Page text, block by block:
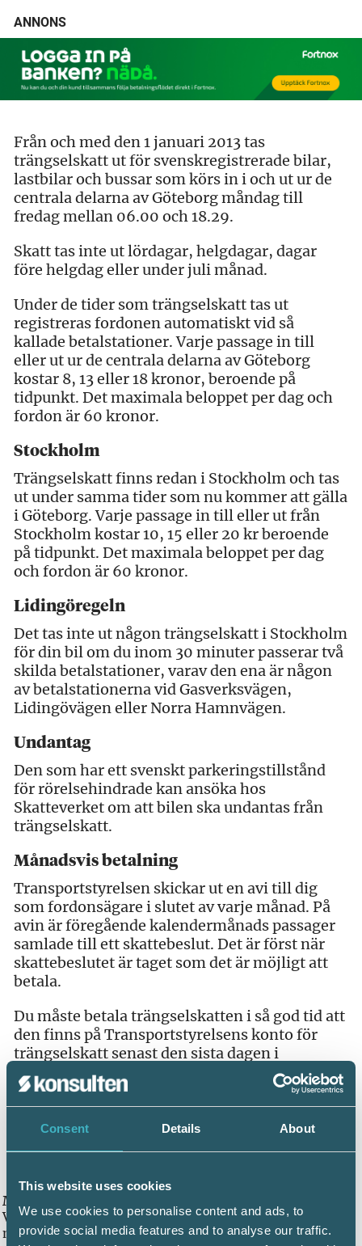
Consent Details About
This website uses cookies
We use cookies to personalise content and ads, to
provide social media features and to analyse our traffic.
ANNONS
Från och med den 1 januari 2013 tas
trängselskatt ut för svenskregistrerade bilar,
lastbilar och bussar som körs in i och ut ur de
centrala delarna av Göteborg måndag till
fredag mellan 06.00 och 18.29.
Skatt tas inte ut lördagar, helgdagar, dagar
före helgdag eller under juli månad.
Under de tider som trängselskatt tas ut
registreras fordonen automatiskt vid så
kallade betalstationer. Varje passage in till
eller ut ur de centrala delarna av Göteborg
kostar 8, 13 eller 18 kronor, beroende på
tidpunkt. Det maximala beloppet per dag och
fordon är 60 kronor.
Stockholm
Trängselskatt finns redan i Stockholm och tas
ut under samma tider som nu kommer att gälla
i Göteborg. Varje passage in till eller ut från
Stockholm kostar 10, 15 eller 20 kr beroende
på tidpunkt. Det maximala beloppet per dag
och fordon är 60 kronor.
Lidingöregeln
Det tas inte ut någon trängselskatt i Stockholm
för din bil om du inom 30 minuter passerar två
skilda betalstationer, varav den ena är någon
av betalstationerna vid Gasverksvägen,
Lidingövägen eller Norra Hamnvägen.
Undantag
Den som har ett svenskt parkeringstillstånd
för rörelsehindrade kan ansöka hos
Skatteverket om att bilen ska undantas från
trängselskatt.
Månadsvis betalning
Transportstyrelsen skickar ut en avi till dig
som fordonsägare i slutet av varje månad. På
avin är föregående kalendermånads passager
samlade till ett skattebeslut. Det är först när
skattebeslutet är taget som det är möjligt att
betala.
Du måste betala trängselskatten i så god tid att
den finns på Transportstyrelsens konto för
trängselskatt senast den sista dagen i
månaden efter aviseringsmånaden. Det är du
som fordonsägare som ansvarar för att skatten
blir betald även om du inte har fått någon avi.
Om du inte betalar skatten i rätt tid blir du
påförd en tilläggsavgift på 500 kr. Observera
Månad 1:
Varje gång din bil passerar en betalstation under
månad 1 sker en registrering.